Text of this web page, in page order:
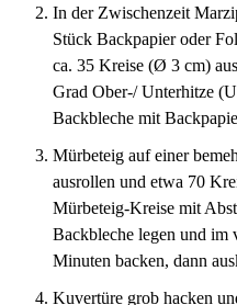
In der Zwischenzeit
Stück Backpapier oder
ca. 35 Kreise (Ø 3 cm)
Grad Ober-/ Unterhitze
Backbleche mit
Mürbeteig auf einer
ausrollen und etwa 70
Mürbeteig-Kreise mit
Backbleche legen und im
Minuten backen, dann
Kuvertüre grob hacken